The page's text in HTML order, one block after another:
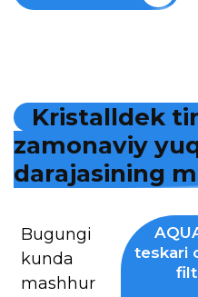
Kristalldek ti
zamonaviy yu
darajasining m
Bugungi
kunda
mashhur
teskari